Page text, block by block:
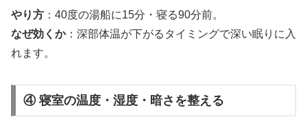
やり方 ：40度の湯船に15分・寝る90分前。
なぜ効くか：深部体温が下がるタイミングで深い眠りに入
れます。
④ 寝室の温度・湿度・暗さを整える